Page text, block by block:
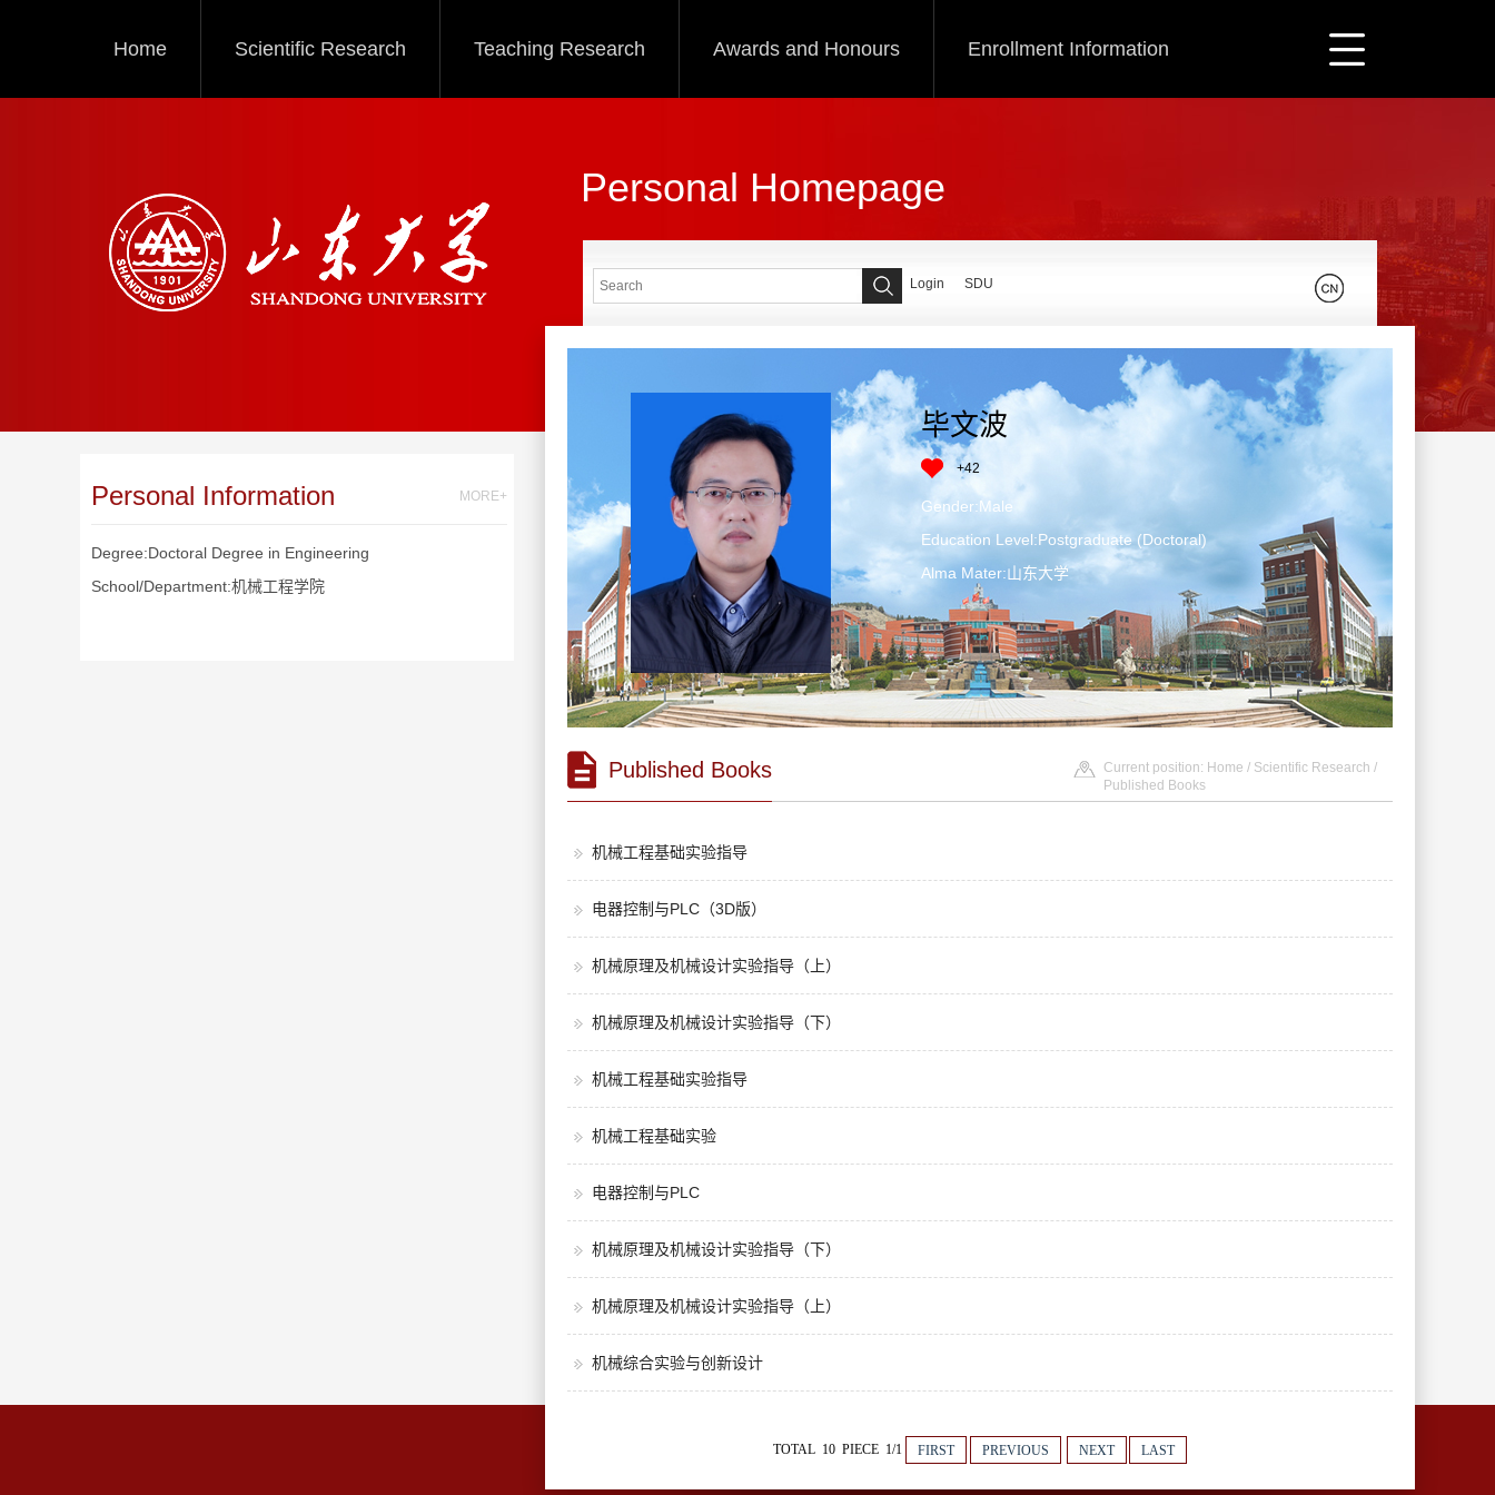
Home Scientific Research Teaching Research Awards and Honours Enrollment Information
Personal Homepage
Personal Information MORE+
Degree:Doctoral Degree in Engineering
School/Department:机械工程学院
Login SDU
毕文波
+42
Gender:Male
Education Level:Postgraduate (Doctoral)
Alma Mater:山东大学
Published Books Current position: Home / Scientific Research /
Published Books
机械工程基础实验指导
电器控制与PLC（3D版）
机械原理及机械设计实验指导（上）
机械原理及机械设计实验指导（下）
机械工程基础实验指导
机械工程基础实验
电器控制与PLC
机械原理及机械设计实验指导（下）
机械原理及机械设计实验指导（上）
机械综合实验与创新设计
TOTAL 10 PIECE 1/1 FIRST PREVIOUS NEXT LAST